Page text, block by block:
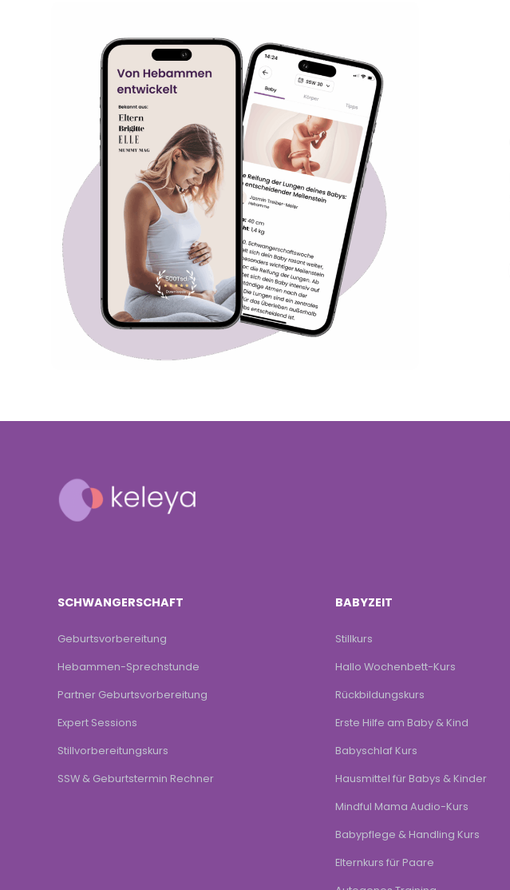
SCHWANGERSCHAFT
Geburtsvorbereitung
Hebammen-Sprechstunde
Partner Geburtsvorbereitung
Expert Sessions
Stillvorbereitungskurs
SSW & Geburtstermin Rechner
BABYZEIT
Stillkurs
Hallo Wochenbett-Kurs
Rückbildungskurs
Erste Hilfe am Baby & Kind
Babyschlaf Kurs
Hausmittel für Babys & Kinder
Mindful Mama Audio-Kurs
Babypflege & Handling Kurs
Elternkurs für Paare